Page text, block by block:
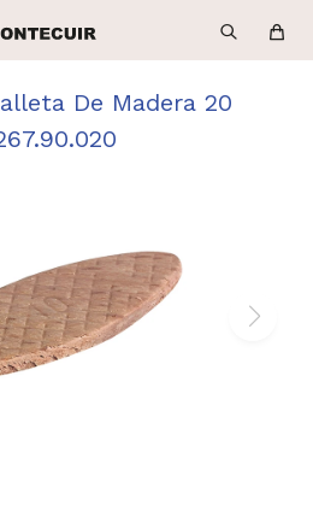
De Madera 20